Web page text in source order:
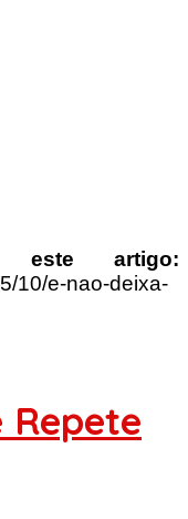
este artigo:
10/e-nao-deixa-
Repete